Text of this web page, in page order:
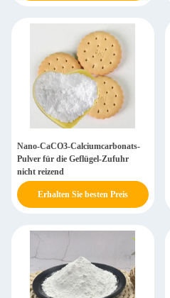
Nano-CaCO3-Calciumcarbonats-
Pulver für die Geflügel-Zufuhr
nicht reizend
Erhalten Sie besten Preis